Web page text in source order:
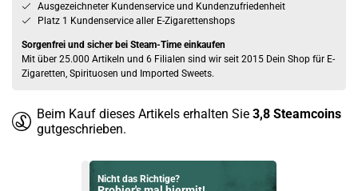
Ausgezeichneter Kundenservice und Kundenzufriedenheit
Platz 1 Kundenservice aller E-Zigarettenshops
Sorgenfrei und sicher bei Steam-Time einkaufen
Mit über 25.000 Artikeln und 6 Filialen sind wir seit 2015 Dein Shop für E-
Zigaretten, Spirituosen und Imported Sweets.
Beim Kauf dieses Artikels erhalten Sie 3,8 Steamcoins
gutgeschrieben.
Nicht das Richtige?